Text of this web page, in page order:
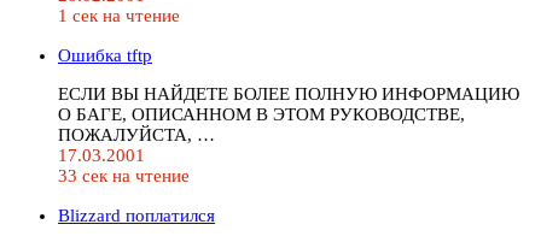
1 сек на чтение
Ошибка tftp
ЕСЛИ ВЫ НАЙДЕТЕ БОЛЕЕ ПОЛНУЮ ИНФОРМАЦИЮ
О БАГЕ, ОПИСАННОМ В ЭТОМ РУКОВОДСТВЕ,
ПОЖАЛУЙСТА, …
17.03.2001
33 сек на чтение
Blizzard поплатился